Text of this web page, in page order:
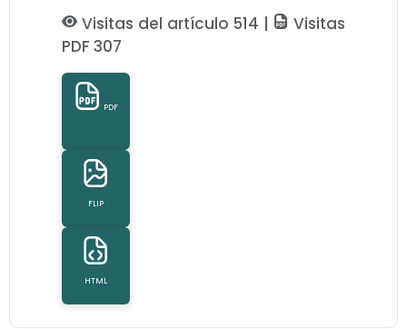
Visitas del artículo 514 |
Visitas
PDF 307
PDF
FLIP
HTML